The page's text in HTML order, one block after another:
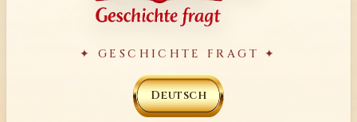
✦ GESCHICHTE FRAGT ✦
Deutsch